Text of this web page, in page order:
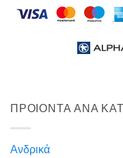
ΠΡΟΙΟΝΤΑ ΑΝΑ
Ανδρικά